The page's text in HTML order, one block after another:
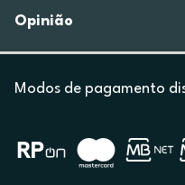
Opinião
Modos de pagamento